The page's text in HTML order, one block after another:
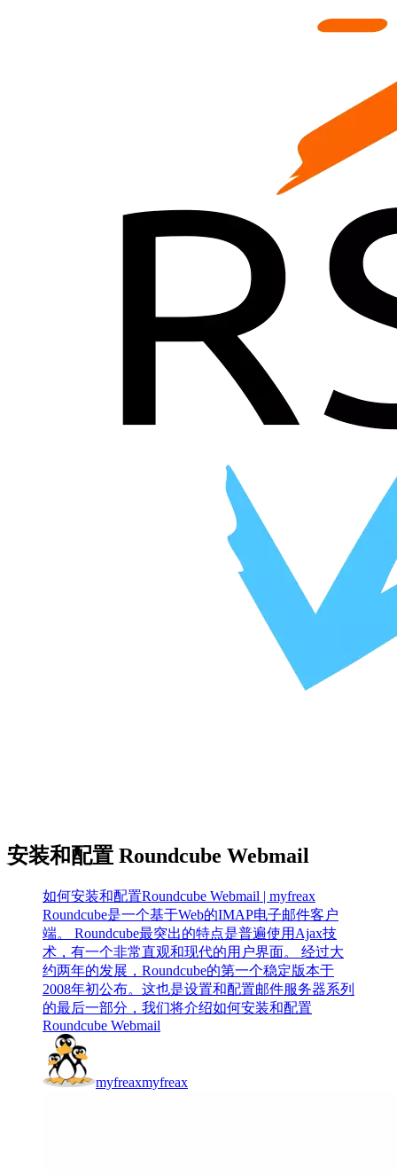
安装和配置 Roundcube Webmail
如何安装和配置Roundcube Webmail | myfreax
Roundcube是一个基于Web的IMAP电子邮件客户
端。 Roundcube最突出的特点是普遍使用Ajax技
术，有一个非常直观和现代的用户界面。 经过大
约两年的发展，Roundcube的第一个稳定版本于
2008年初公布。这也是设置和配置邮件服务器系列
的最后一部分，我们将介绍如何安装和配置
Roundcube Webmail
myfreaxmyfreax